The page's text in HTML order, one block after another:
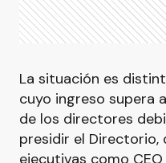
La situación es
cuyo ingreso supera
de los directores
presidir el Directorio,
ejecutivas como